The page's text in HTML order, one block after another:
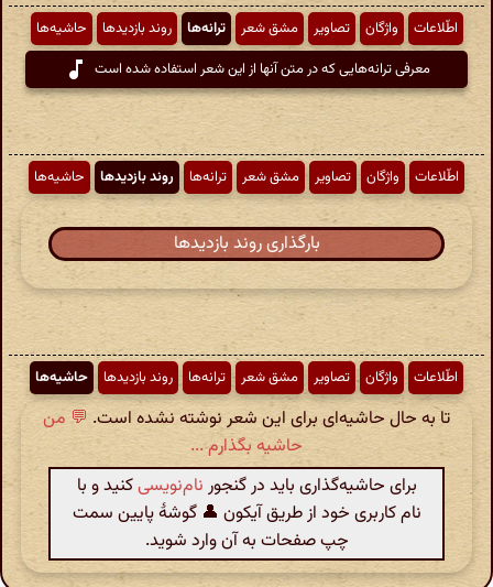
اطّلاعات واژگان تصاویر مشق شعر ترانه‌ها روند بازدیدها
حاشیه‌ها
معرفی ترانه‌هایی که در متن آنها از این شعر استفاده شده است
اطّلاعات واژگان تصاویر مشق شعر ترانه‌ها روند بازدیدها حاشیه‌ها
بارگذاری روند بازدیدها
اطّلاعات واژگان تصاویر مشق شعر ترانه‌ها روند بازدیدها حاشیه‌ها
تا به حال حاشیه‌ای برای این شعر نوشته نشده است. 💬 من
حاشیه بگذارم ...
برای حاشیه‌گذاری باید در گنجور نام‌نویسیکنید و با
نام کاربری خود از طریق آیکون 👤 گوشهٔ پایین سمت
چپ صفحات به آن وارد شوید.